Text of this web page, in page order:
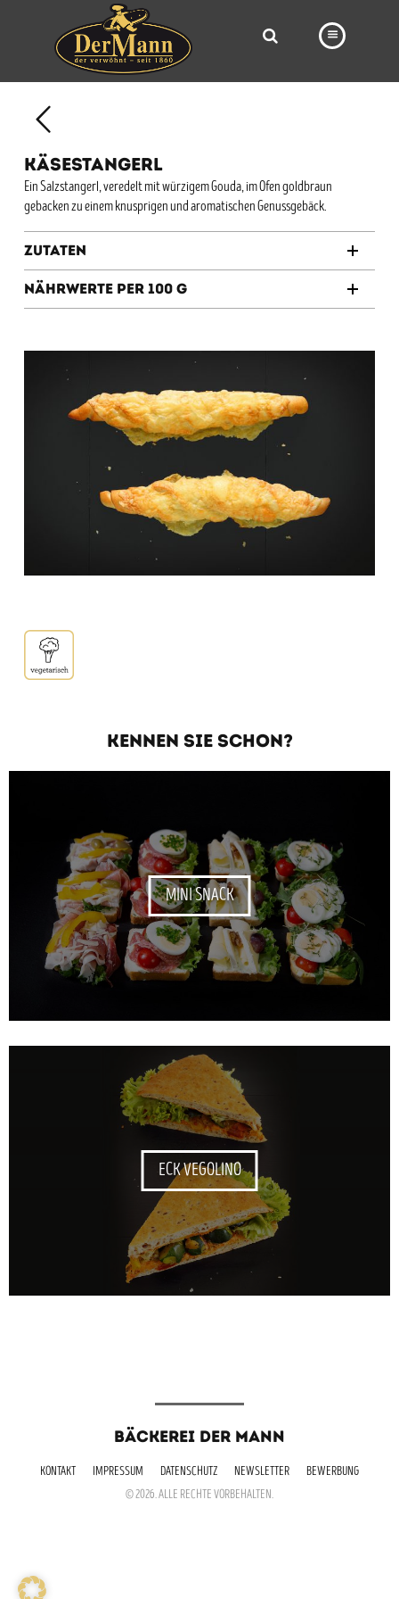
BROTWAY
NEWS
VIDEOS
KÄSESTANGERL
Ein Salzstangerl, veredelt mit würzigem Gouda, im Ofen goldbraun
gebacken zu einem knusprigen und aromatischen Genussgebäck.
Zutaten
Nährwerte per 100 g
KENNEN SIE SCHON?
MINI SNACK
ECK VEGOLINO
BÄCKEREI DER MANN
KONTAKT IMPRESSUM DATENSCHUTZ NEWSLETTER
BEWERBUNG
© 2026. ALLE RECHTE VORBEHALTEN.